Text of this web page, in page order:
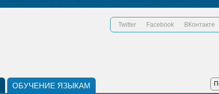
Twitter Facebook ВКонтакте
ОБУЧЕНИЕ ЯЗЫКАМ